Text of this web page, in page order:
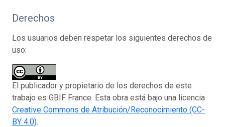
Derechos
Los usuarios deben respetar los siguientes derechos de
uso:
El publicador y propietario de los derechos de este
trabajo es GBIF France. Esta obra está bajo una licencia
Creative Commons de Atribución/Reconocimiento (CC-
BY 4.0).